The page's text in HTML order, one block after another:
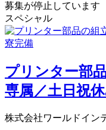
募集が停止しています
スペシャル
プリンター部
専属／土日祝
株式会社ワールドイン